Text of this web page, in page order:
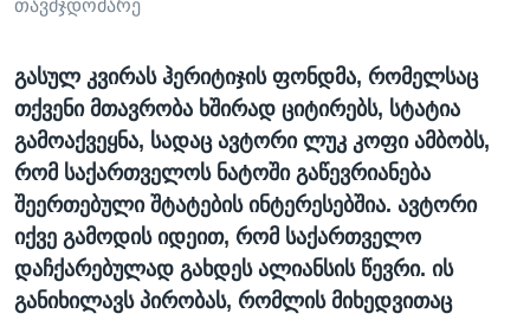
თავმჯდომარე
გასულ კვირას ჰერიტიჯის ფონდმა, რომელსაც
თქვენი მთავრობა ხშირად ციტირებს, სტატია
გამოაქვეყნა, სადაც ავტორი ლუკ კოფი ამბობს,
რომ საქართველოს ნატოში გაწევრიანება
შეერთებული შტატების ინტერესებშია. ავტორი
იქვე გამოდის იდეით, რომ საქართველო
დაჩქარებულად გახდეს ალიანსის წევრი. ის
განიხილავს პირობას, რომლის მიხედვითაც